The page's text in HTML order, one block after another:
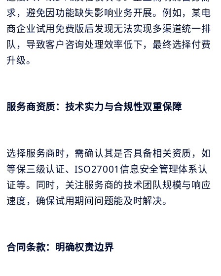
求，避免因功能缺失影响业务开展。例如，某电
商企业试用免费版后发现无法实现多渠道统一排
队，导致客户咨询处理效率低下，最终选择付费
升级。
服务商资质：技术实力与合规性双重保障
选择服务商时，需确认其是否具备相关资质，如
等保三级认证、ISO27001信息安全管理体系认
证等。同时，关注服务商的技术团队规模与响应
速度，确保试用期间问题能及时解决。
合同条款：明确权责边界